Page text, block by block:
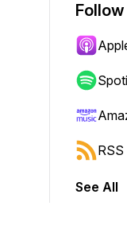
Follow
RSS
See All